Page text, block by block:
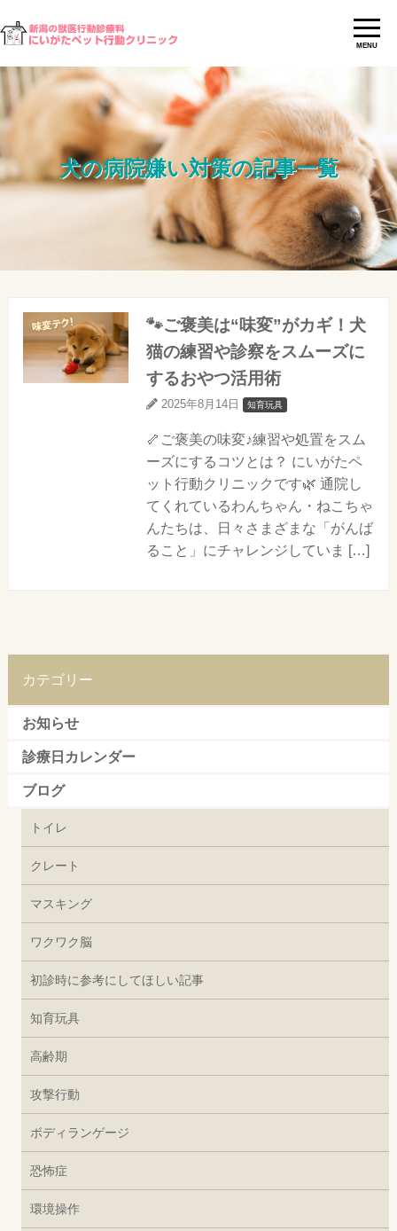
MENU
犬の病院嫌い対策の記事一覧
🐾ご褒美は“味変”がカギ！犬
猫の練習や診察をスムーズに
するおやつ活用術
2025年8月14日 知育玩具
🦴ご褒美の味変♪練習や処置をスム
ーズにするコツとは？ にいがたペ
ット行動クリニックです🌿 通院し
てくれているわんちゃん・ねこちゃ
んたちは、日々さまざまな「がんば
ること」にチャレンジしていま […]
カテゴリー
お知らせ
診療日カレンダー
ブログ
トイレ
クレート
マスキング
ワクワク脳
初診時に参考にしてほしい記事
知育玩具
高齢期
攻撃行動
ボディランゲージ
恐怖症
環境操作